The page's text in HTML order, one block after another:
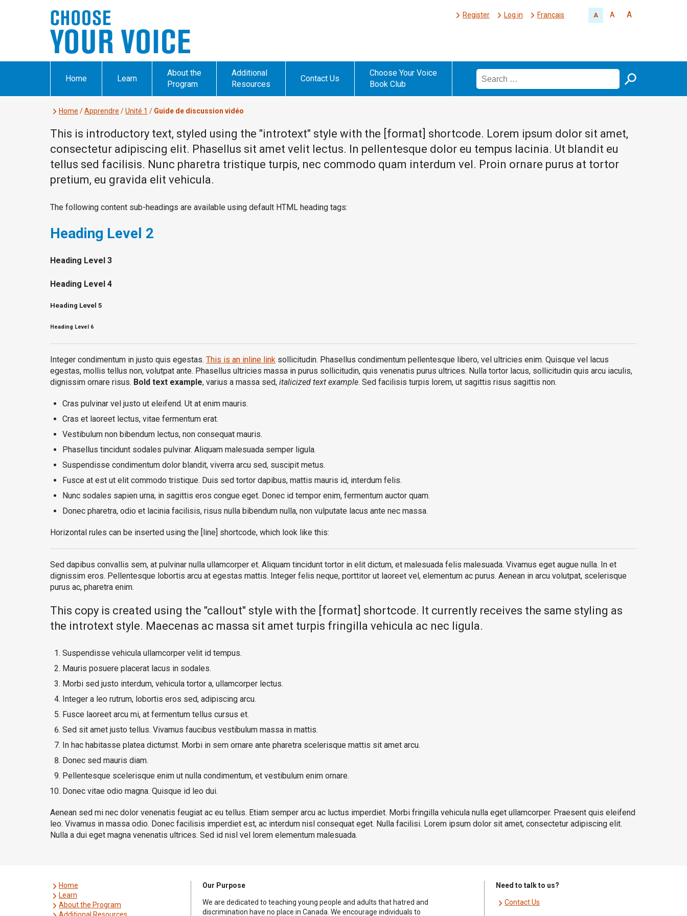
Register Log in Français A A A
Home Learn
About the
Program
Additional
Resources
Contact Us
Choose Your Voice
Book Club
Home /Apprendre /Unité 1 / Guide de discussion vidéo
This is introductory text, styled using the "introtext" style with the [format] shortcode. Lorem ipsum dolor sit amet,
consectetur adipiscing elit. Phasellus sit amet velit lectus. In pellentesque dolor eu tempus lacinia. Ut blandit eu
tellus sed facilisis. Nunc pharetra tristique turpis, nec commodo quam interdum vel. Proin ornare purus at tortor
pretium, eu gravida elit vehicula.
The following content sub-headings are available using default HTML heading tags:
Heading Level 2
Heading Level 3
Heading Level 4
Heading Level 5
Heading Level 6
Integer condimentum in justo quis egestas. This is an inline link sollicitudin. Phasellus condimentum pellentesque libero, vel ultricies enim. Quisque vel lacus
egestas, mollis tellus non, volutpat ante. Phasellus ultricies massa in purus sollicitudin, quis venenatis purus ultrices. Nulla tortor lacus, sollicitudin quis arcu iaculis,
dignissim ornare risus. Bold text example, varius a massa sed, italicized text example. Sed facilisis turpis lorem, ut sagittis risus sagittis non.
Cras pulvinar vel justo ut eleifend. Ut at enim mauris.
Cras et laoreet lectus, vitae fermentum erat.
Vestibulum non bibendum lectus, non consequat mauris.
Phasellus tincidunt sodales pulvinar. Aliquam malesuada semper ligula.
Suspendisse condimentum dolor blandit, viverra arcu sed, suscipit metus.
Fusce at est ut elit commodo tristique. Duis sed tortor dapibus, mattis mauris id, interdum felis.
Nunc sodales sapien urna, in sagittis eros congue eget. Donec id tempor enim, fermentum auctor quam.
Donec pharetra, odio et lacinia facilisis, risus nulla bibendum nulla, non vulputate lacus ante nec massa.
Horizontal rules can be inserted using the [line] shortcode, which look like this:
Sed dapibus convallis sem, at pulvinar nulla ullamcorper et. Aliquam tincidunt tortor in elit dictum, et malesuada felis malesuada. Vivamus eget augue nulla. In et
dignissim eros. Pellentesque lobortis arcu at egestas mattis. Integer felis neque, porttitor ut laoreet vel, elementum ac purus. Aenean in arcu volutpat, scelerisque
purus ac, pharetra enim.
This copy is created using the "callout" style with the [format] shortcode. It currently receives the same styling as
the introtext style. Maecenas ac massa sit amet turpis fringilla vehicula ac nec ligula.
Suspendisse vehicula ullamcorper velit id tempus.
Mauris posuere placerat lacus in sodales.
Morbi sed justo interdum, vehicula tortor a, ullamcorper lectus.
Integer a leo rutrum, lobortis eros sed, adipiscing arcu.
Fusce laoreet arcu mi, at fermentum tellus cursus et.
Sed sit amet justo tellus. Vivamus faucibus vestibulum massa in mattis.
In hac habitasse platea dictumst. Morbi in sem ornare ante pharetra scelerisque mattis sit amet arcu.
Donec sed mauris diam.
Pellentesque scelerisque enim ut nulla condimentum, et vestibulum enim ornare.
Donec vitae odio magna. Quisque id leo dui.
Aenean sed mi nec dolor venenatis feugiat ac eu tellus. Etiam semper arcu ac luctus imperdiet. Morbi fringilla vehicula nulla eget ullamcorper. Praesent quis eleifend
leo. Vivamus in massa odio. Donec facilisis imperdiet est, ac interdum nisl consequat eget. Nulla facilisi. Lorem ipsum dolor sit amet, consectetur adipiscing elit.
Nulla a dui eget magna venenatis ultrices. Sed id nisl vel lorem elementum malesuada.
Home
Learn
About the Program
Our Purpose
We are dedicated to teaching young people and adults that hatred and
discrimination have no place in Canada. We encourage individuals to
Need to talk to us?
Contact Us